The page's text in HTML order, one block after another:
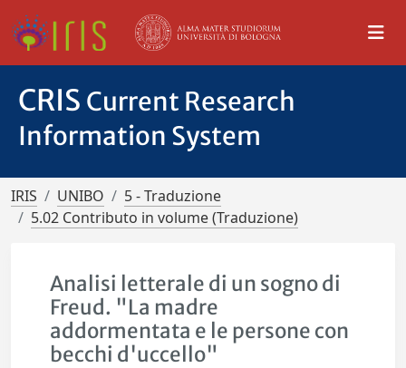
CRIS Current Research
Information System
IRIS UNIBO
5 - Traduzione
5.02 Contributo in volume (Traduzione)
Analisi letterale di un sogno di
Freud. "La madre
addormentata e le persone con
becchi d'uccello"